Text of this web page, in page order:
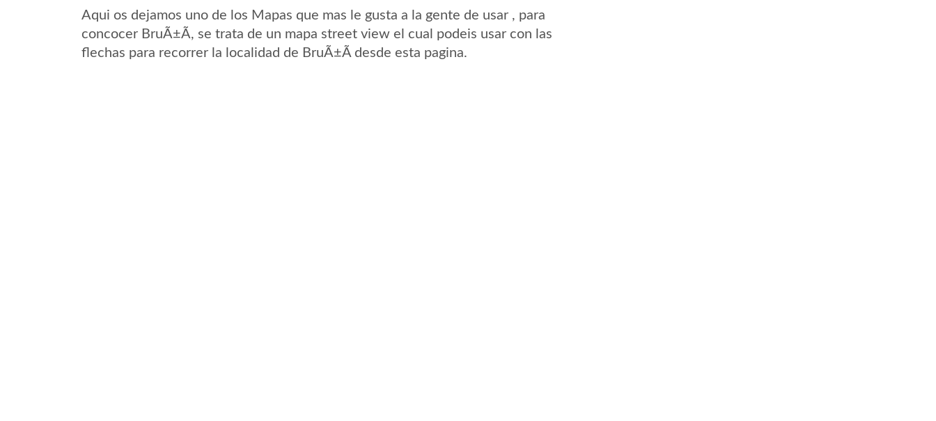
Aqui os dejamos uno de los Mapas que mas le gusta a la gente de usar , para
concocer BruÃ±Ã­, se trata de un mapa street view el cual podeis usar con las
flechas para recorrer la localidad de BruÃ±Ã­ desde esta pagina.